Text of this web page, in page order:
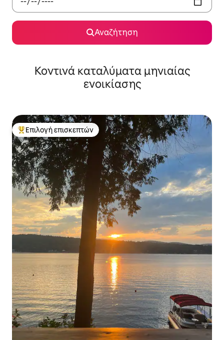
Αναζήτηση
Κοντινά καταλύματα μηνιαίας
ενοικίασης
Κορυφαία επιλογή επισκεπτών
Επιλογή επισκεπτών